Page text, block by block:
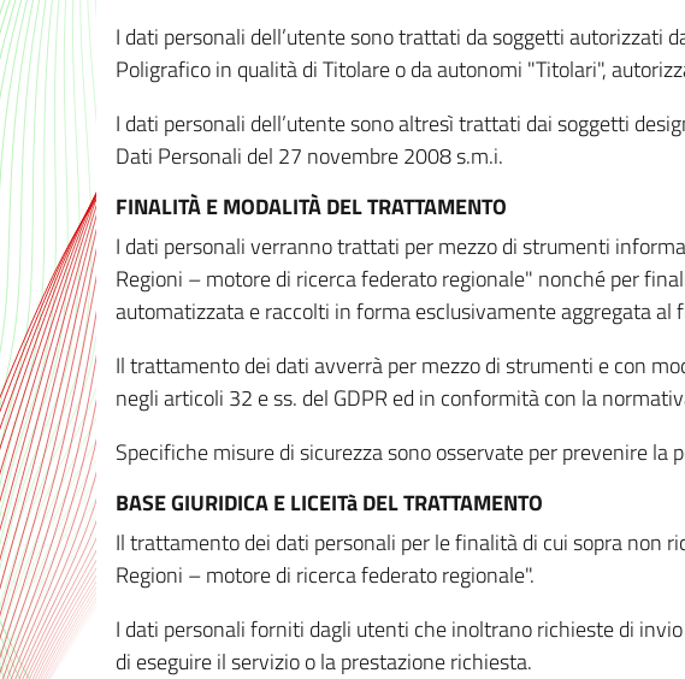
I dati personali dell’utente sono trattati da soggetti autorizzati
Poligrafico in qualità di Titolare o da autonomi "Titolari",
I dati personali dell’utente sono altresì trattati dai soggetti
Dati Personali del 27 novembre 2008 s.m.i.
FINALITÀ E MODALITÀ DEL TRATTAMENTO
I dati personali verranno trattati per mezzo di strumenti
Regioni – motore di ricerca federato regionale" nonché per
automatizzata e raccolti in forma esclusivamente aggregata
Il trattamento dei dati avverrà per mezzo di strumenti e con
negli articoli 32 e ss. del GDPR ed in conformità con la
Specifiche misure di sicurezza sono osservate per prevenire
BASE GIURIDICA E LICEITà DEL TRATTAMENTO
Il trattamento dei dati personali per le finalità di cui sopra non
Regioni – motore di ricerca federato regionale".
I dati personali forniti dagli utenti che inoltrano richieste di
di eseguire il servizio o la prestazione richiesta.